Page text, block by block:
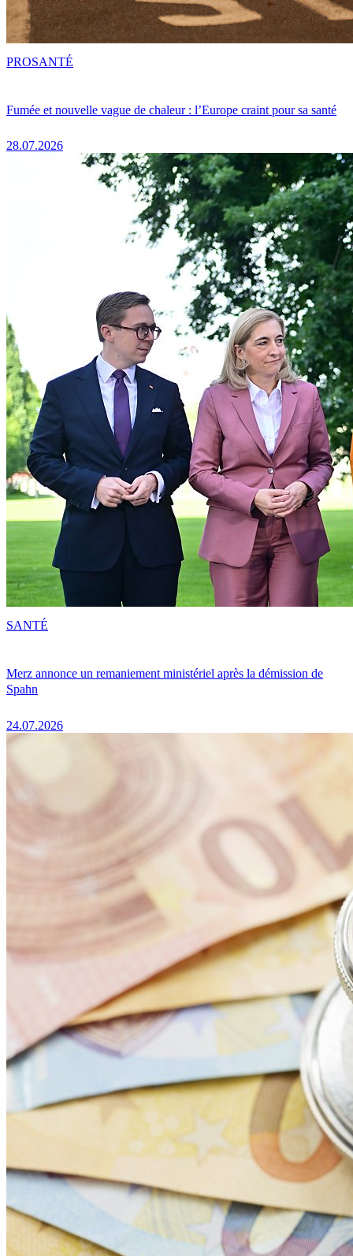
Fumée et nouvelle vague de chaleur : l’Europe craint pour sa santé
28.07.2026
PROSANTÉ
Merz annonce un remaniement ministériel après la démission de
Spahn
24.07.2026
SANTÉ